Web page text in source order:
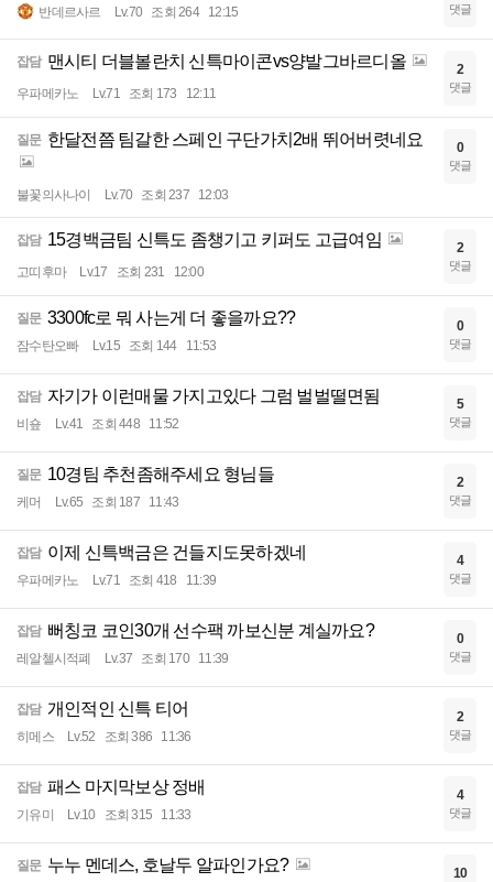
반데르사르 Lv.70 조회 264 12:15 댓글
잡담 맨시티 더블볼란치 신특마이콘vs양발그바르디올
우파메카노 Lv.71 조회 173 12:11
2
댓글
질문 한달전쯤 팀갈한 스페인 구단가치2배 뛰어버렷네요
불꽃의사나이 Lv.70 조회 237 12:03
0
댓글
잡담 15경백금팀 신특도 좀챙기고 키퍼도 고급여임
고띠후마 Lv.17 조회 231 12:00
2
댓글
질문 3300fc로 뭐 사는게 더 좋을까요??
잠수탄오빠 Lv.15 조회 144 11:53
0
댓글
잡담 자기가 이런매물 가지고있다 그럼 벌벌떨면됨
비숖 Lv.41 조회 448 11:52
5
댓글
질문 10경팀 추천좀해주세요 형님들
케머 Lv.65 조회 187 11:43
2
댓글
잡담 이제 신특백금은 건들지도못하겠네
우파메카노 Lv.71 조회 418 11:39
4
댓글
잡담 뻐칭코 코인30개 선수팩 까보신분 계실까요?
레알첼시적폐 Lv.37 조회 170 11:39
0
댓글
잡담 개인적인 신특 티어
히메스 Lv.52 조회 386 11:36
2
댓글
잡담 패스 마지막보상 정배
기유미 Lv.10 조회 315 11:33
4
댓글
질문 누누 멘데스, 호날두 알파인가요? 10